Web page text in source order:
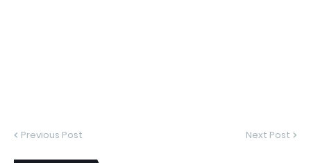
Previous Post Next Post